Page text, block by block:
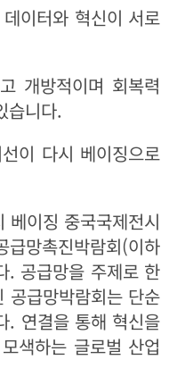
이터와 혁신이 서로
개방적이며 회복력
습니다.
이 다시 베이징으로
이징 중국국제전시
망촉진박람회(이하
. 공급망을 주제로 한
공급망박람회는 단순
. 연결을 통해 혁신을
색하는 글로벌 산업